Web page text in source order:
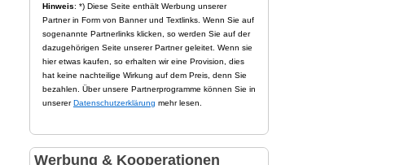
Hinweis: *) Diese Seite enthält Werbung unserer
Partner in Form von Banner und Textlinks. Wenn Sie auf
sogenannte Partnerlinks klicken, so werden Sie auf der
dazugehörigen Seite unserer Partner geleitet. Wenn sie
hier etwas kaufen, so erhalten wir eine Provision, dies
hat keine nachteilige Wirkung auf dem Preis, denn Sie
bezahlen. Über unsere Partnerprogramme können Sie in
unsererDatenschutzerklärung mehr lesen.
Werbung & Kooperationen